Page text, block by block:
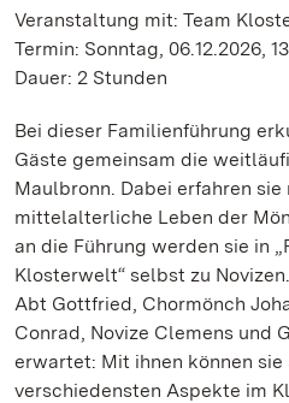
Veranstaltung mit: Team
Termin: Sonntag, 06.12.2026,
Dauer: 2 Stunden
Bei dieser Familienführung
Gäste gemeinsam die
Maulbronn. Dabei erfahren sie
mittelalterliche Leben der
an die Führung werden sie in
Klosterwelt“ selbst zu
Abt Gottfried, Chormönch
Conrad, Novize Clemens und
erwartet: Mit ihnen können
verschiedensten Aspekte im